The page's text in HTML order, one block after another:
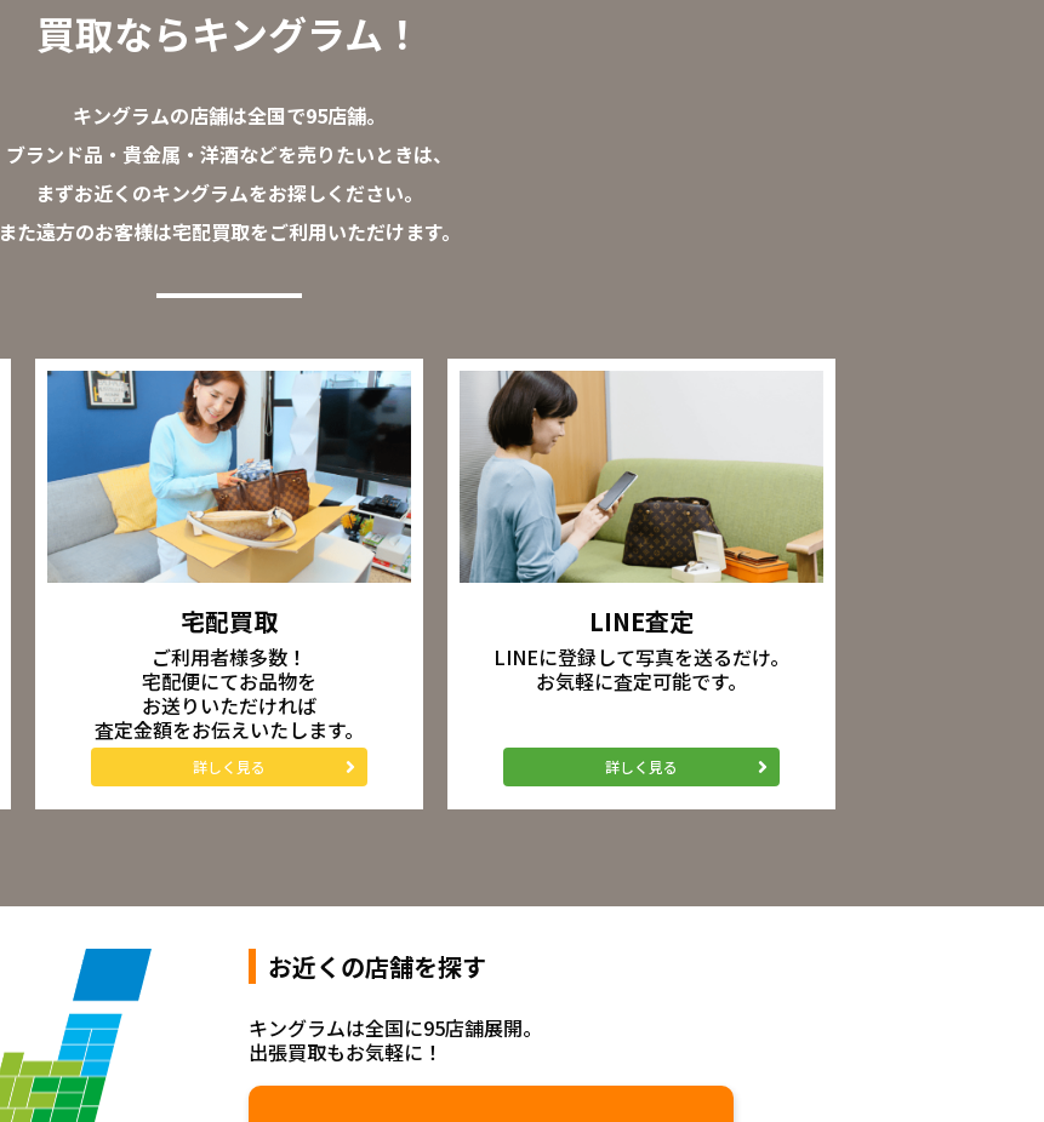
買取ならキングラム！
キングラムの店舗は全国で95店舗。
ブランド品・貴金属・洋酒などを売りたいときは、
まずお近くのキングラムをお探しください。
また遠方のお客様は宅配買取をご利用いただけます。
宅配買取
ご利用者様多数！
宅配便にてお品物を
お送りいただければ
査定金額をお伝えいたします。
詳しく見る
LINE査定
LINEに登録して写真を送るだけ。
お気軽に査定可能です。
詳しく見る
お近くの店舗を探す
キングラムは全国に95店舗展開。
出張買取もお気軽に！